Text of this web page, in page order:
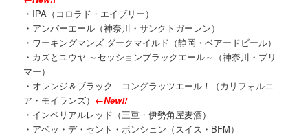
・IPA（コロラド・エイブリー）
・アンバーエール（神奈川・サンクトガーレン）
・ワーキングマンズ ダークマイルド（静岡・ベアードビール）
・カズとユウヤ ～セッションブラックエール～（神奈川・ブリ
マー）
・オレンジ＆ブラック コングラッツエール！（カリフォルニ
ア・モイランズ） ←New!!
・インペリアルレッド（三重・伊勢角屋麦酒）
・アベッ・デ・セント・ボンシェン（スイス・BFM）